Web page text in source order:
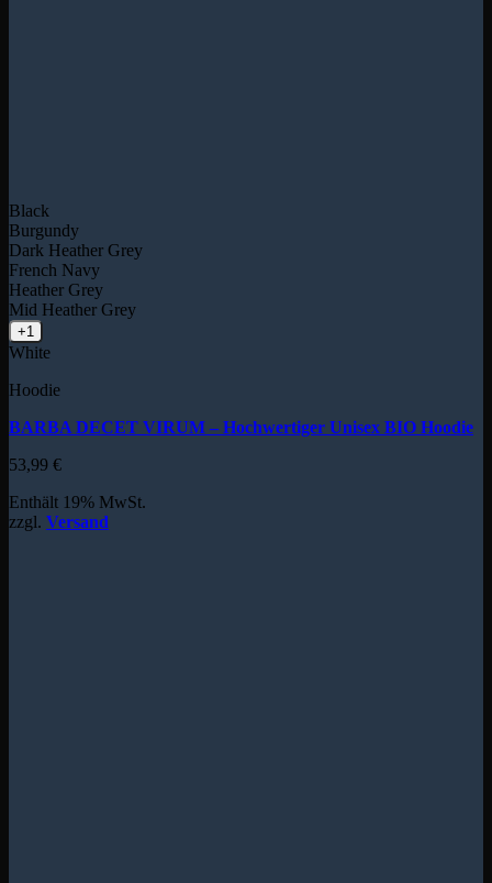
Black
Burgundy
Dark Heather Grey
French Navy
Heather Grey
Mid Heather Grey
+1
White
Hoodie
BARBA DECET VIRUM – Hochwertiger Unisex BIO Hoodie
53,99 €
Enthält 19% MwSt.
zzgl. Versand